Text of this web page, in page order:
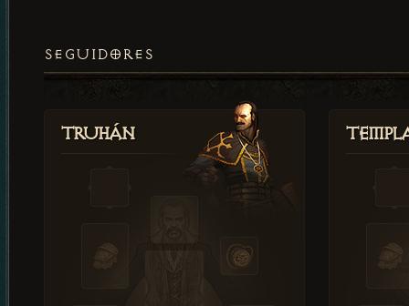
SEGUIDORES
Truhán